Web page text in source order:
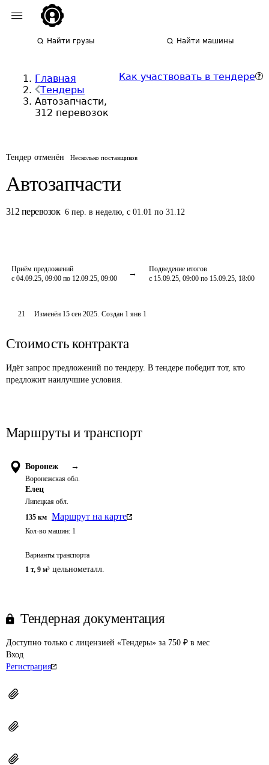
Найти грузы Найти машины
Главная
Тендеры
Автозапчасти,
312 перевозок
Как участвовать в тендере
Тендер отменён Несколько поставщиков
Автозапчасти
312 перевозок 6 пер. в неделю,с 01.01 по 31.12
Приём предложений
с 04.09.25, 09:00 по 12.09.25, 09:00
Подведение итогов
с 15.09.25, 09:00 по 15.09.25, 18:00
21 Изменён 15 сен 2025. Создан 1 янв 1
Стоимость контракта
Идёт запрос предложений по тендеру. В тендере победит тот, кто
предложит наилучшие условия.
Маршруты и транспорт
Воронеж →
Воронежская обл.
Елец
Липецкая обл.
135 км Маршрут на карте
Кол-во машин: 1
Варианты транспорта
1 т, 9 м³ цельнометалл.
Тендерная документация
Доступно только с лицензией «Тендеры» за 750 ₽ в мес
Вход
Регистрация